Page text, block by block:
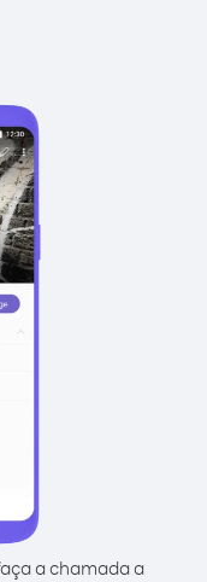
a chamada a